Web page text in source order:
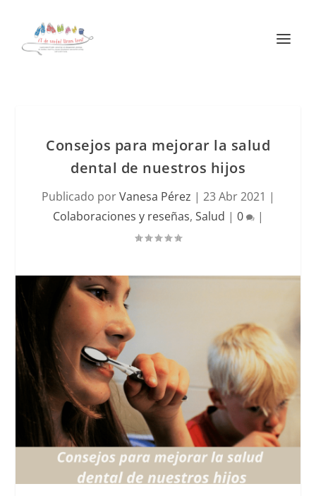
Consejos para mejorar la salud
dental de nuestros hijos
Publicado porVanesa Pérez | 23 Abr 2021 |
Colaboraciones y reseñas, Salud | 0 |